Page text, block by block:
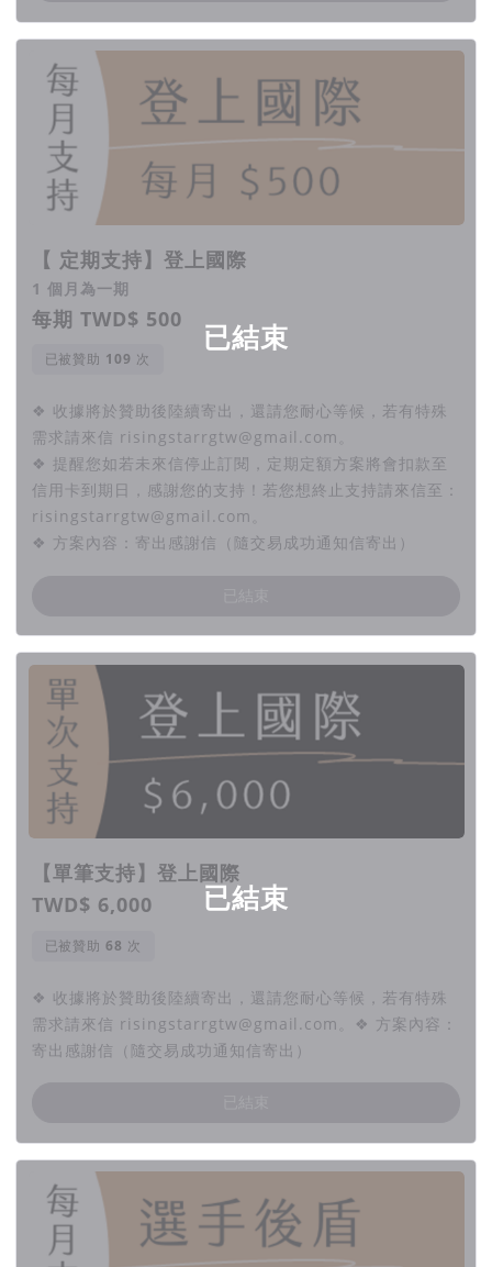
已結束
【 定期支持】登上國際
1 個月為一期
每期 TWD$ 500
已被贊助 次
❖ 收據將於贊助後陸續寄出，還請您耐心等候，若有特殊
需求請來信 risingstarrgtw@gmail.com。
❖ 提醒您如若未來信停止訂閱，定期定額方案將會扣款至
信用卡到期日，感謝您的支持！若您想終止支持請來信至：
risingstarrgtw@gmail.com。
❖ 方案內容：寄出感謝信（隨交易成功通知信寄出）
已結束
【單筆支持】登上國際
TWD$ 6,000
已被贊助 次
❖ 收據將於贊助後陸續寄出，還請您耐心等候，若有特殊
需求請來信 risingstarrgtw@gmail.com。❖ 方案內容：
寄出感謝信（隨交易成功通知信寄出）